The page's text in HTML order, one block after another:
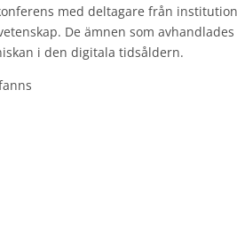
med deltagare från
De ämnen som
i den digitala tidsåldern.